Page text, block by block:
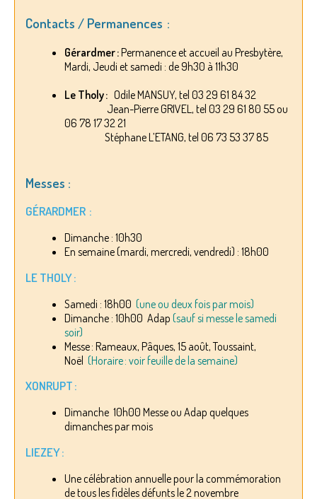
Contacts / Permanences :
Gérardmer :Permanence et accueil au Presbytère,
Mardi, Jeudi et samedi : de 9h30 à 11h30
Le Tholy : Odile MANSUY, tel 03 29 61 84 32
Jean-Pierre GRIVEL, tel 03 29 61 80 55 ou
06 78 17 32 21
Stéphane L’ETANG, tel 06 73 53 37 85
Messes :
GÉRARDMER :
Dimanche : 10h30
En semaine (mardi, mercredi, vendredi) : 18h00
LE THOLY :
Samedi : 18h00 (une ou deux fois par mois)
Dimanche : 10h00 Adap (sauf si messe le samedi
soir)
Messe : Rameaux, Pâques, 15 août, Toussaint,
Noël (Horaire : voir feuille de la semaine)
XONRUPT :
Dimanche 10h00 Messe ou Adap quelques
dimanches par mois
LIEZEY :
Une célébration annuelle pour la commémoration
de tous les fidèles défunts le 2 novembre